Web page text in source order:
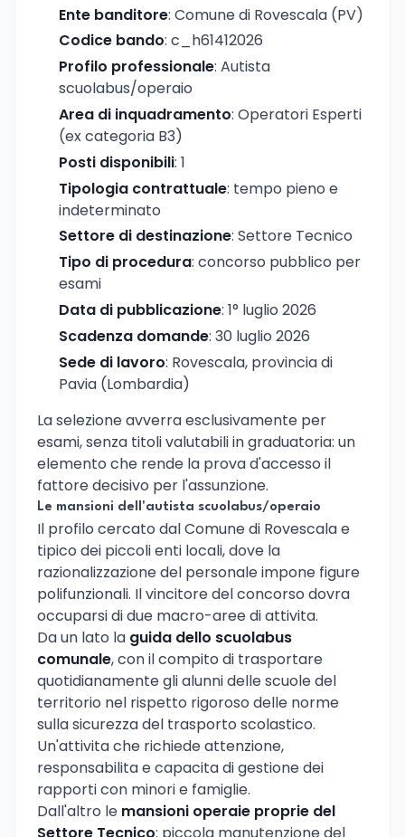
Ente banditore: Comune di Rovescala (PV)
Codice bando: c_h61412026
Profilo professionale: Autista
scuolabus/operaio
Area di inquadramento: Operatori Esperti
(ex categoria B3)
Posti disponibili: 1
Tipologia contrattuale: tempo pieno e
indeterminato
Settore di destinazione: Settore Tecnico
Tipo di procedura: concorso pubblico per
esami
Data di pubblicazione: 1° luglio 2026
Scadenza domande: 30 luglio 2026
Sede di lavoro: Rovescala, provincia di
Pavia (Lombardia)
La selezione avverra esclusivamente per
esami, senza titoli valutabili in graduatoria: un
elemento che rende la prova d'accesso il
fattore decisivo per l'assunzione.
Le mansioni dell'autista scuolabus/operaio
Il profilo cercato dal Comune di Rovescala e
tipico dei piccoli enti locali, dove la
razionalizzazione del personale impone figure
polifunzionali. Il vincitore del concorso dovra
occuparsi di due macro-aree di attivita.
Da un lato la guida dello scuolabus
comunale, con il compito di trasportare
quotidianamente gli alunni delle scuole del
territorio nel rispetto rigoroso delle norme
sulla sicurezza del trasporto scolastico.
Un'attivita che richiede attenzione,
responsabilita e capacita di gestione dei
rapporti con minori e famiglie.
Dall'altro le mansioni operaie proprie del
Settore Tecnico: piccola manutenzione del